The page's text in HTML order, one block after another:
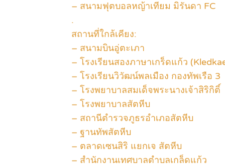
– สนามฟุตบอลหญ้าเทียม มิรันดา FC
.
สถานที่ใกล้เคียง:
– สนามบินอู่ตะเภา
– โรงเรียนสองภาษาเกร็ดแก้ว
– โรงเรียนวิวัฒน์พลเมือง กองทัพเรือ 3
– โรงพยาบาลสมเด็จพระนางเจ้าสิริกิติ์
– โรงพยาบาลสัตหีบ
– สถานีตำรวจภูธรอำเภอสัตหีบ
– ฐานทัพสัตหีบ
– ตลาดเซนสิริ แยกเจ สัตหีบ
– สำนักงานเทศบาลตำบลเกล็ดแก้ว